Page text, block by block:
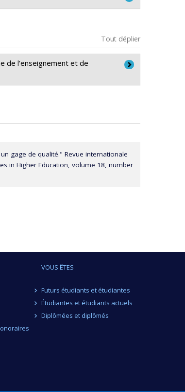
Tout déplier
de l'enseignement et de
gage de qualité." Revue internationale
in Higher Education, volume 18, number
VOUS ÊTES
Futurs étudiants et étudiantes
Étudiantes et étudiants actuels
Diplômées et diplômés